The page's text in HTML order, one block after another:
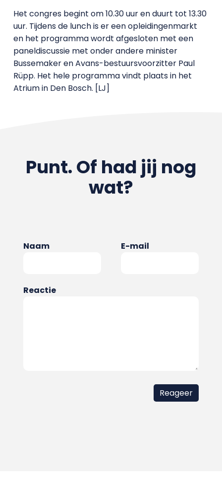
Het congres begint om 10.30 uur en duurt tot 13.30
uur. Tijdens de lunch is er een opleidingenmarkt
en het programma wordt afgesloten met een
paneldiscussie met onder andere minister
Bussemaker en Avans-bestuursvoorzitter Paul
Rüpp. Het hele programma vindt plaats in het
Atrium in Den Bosch. [LJ]
Punt. Of had jij nog
wat?
Naam E-mail
Reactie